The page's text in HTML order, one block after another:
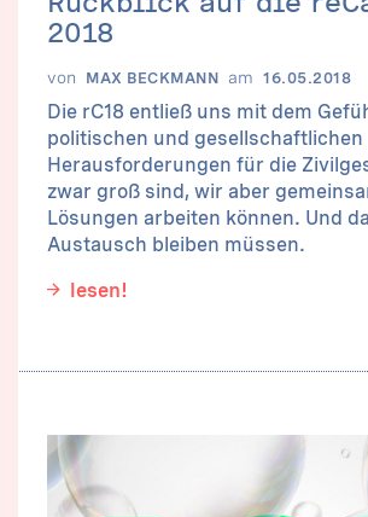
2018
von MAX BECKMANN am 16.05.2018
Die rC18 entließ uns mit dem
politischen und gesellschaftlichen
Herausforderungen für die
zwar groß sind, wir aber
Lösungen arbeiten können. Und
Austausch bleiben müssen.
lesen!